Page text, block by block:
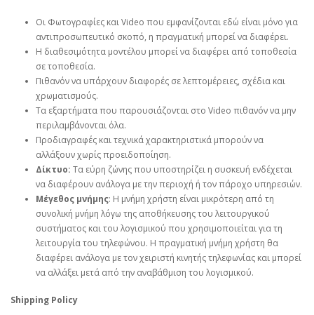
Οι Φωτογραφίες και Video που εμφανίζονται εδώ είναι μόνο για
αντιπροσωπευτικό σκοπό, η πραγματική μπορεί να διαφέρει.
Η διαθεσιμότητα μοντέλου μπορεί να διαφέρει από τοποθεσία
σε τοποθεσία.
Πιθανόν να υπάρχουν διαφορές σε λεπτομέρειες, σχέδια και
χρωματισμούς.
Τα εξαρτήματα που παρουσιάζονται στο Video πιθανόν να μην
περιλαμβάνονται όλα.
Προδιαγραφές και τεχνικά χαρακτηριστικά μπορούν να
αλλάξουν χωρίς προειδοποίηση.
Δίκτυο: Τα εύρη ζώνης που υποστηρίζει η συσκευή ενδέχεται
να διαφέρουν ανάλογα με την περιοχή ή τον πάροχο υπηρεσιών.
Μέγεθος μνήμης: Η μνήμη χρήστη είναι μικρότερη από τη
συνολική μνήμη λόγω της αποθήκευσης του λειτουργικού
συστήματος και του λογισμικού που χρησιμοποιείται για τη
λειτουργία του τηλεφώνου. Η πραγματική μνήμη χρήστη θα
διαφέρει ανάλογα με τον χειριστή κινητής τηλεφωνίας και μπορεί
να αλλάξει μετά από την αναβάθμιση του λογισμικού.
Shipping Policy